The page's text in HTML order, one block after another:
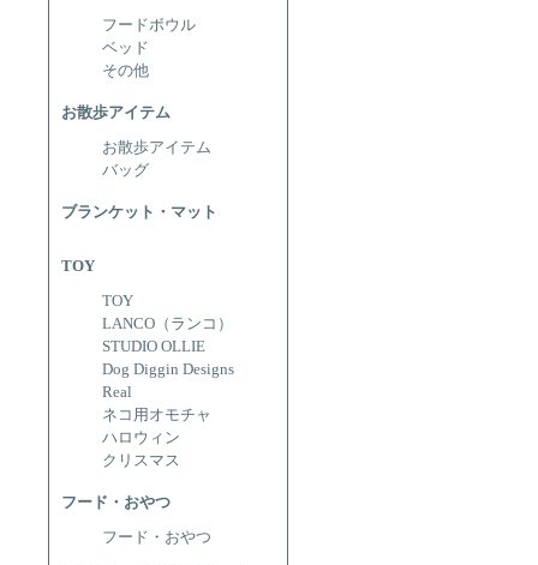
フードボウル
ベッド
その他
お散歩アイテム
お散歩アイテム
バッグ
ブランケット・マット
TOY
TOY
LANCO（ランコ）
STUDIO OLLIE
Dog Diggin Designs
Real
ネコ用オモチャ
ハロウィン
クリスマス
フード・おやつ
フード・おやつ